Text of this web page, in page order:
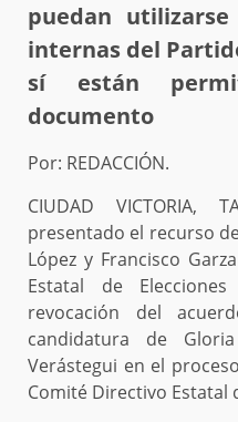
puedan
internas del
sí están
documento
Por: REDACCIÓN.
CIUDAD VICTORIA,
presentado el recurso
López y Francisco
Estatal de
revocación del
candidatura de
Verástegui en el
Comité Directivo Estatal